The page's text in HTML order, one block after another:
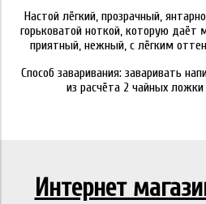
Настой лёгкий, прозрачный,
горьковатой ноткой, которую даёт
приятный, нежный, с лёгким
Способ заваривания: заваривать
из расчёта 2 чайных
Интернет